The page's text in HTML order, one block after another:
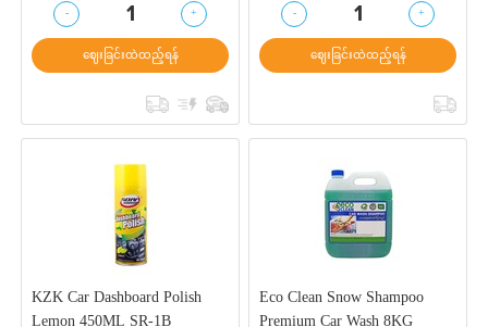
- 1
+
ဈေးခြင်းထဲထည့်ရန်
- 1
+
ဈေးခြင်းထဲထည့်ရန်
KZK Car Dashboard Polish Eco Clean Snow Shampoo